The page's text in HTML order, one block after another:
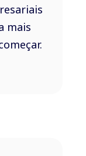
mais